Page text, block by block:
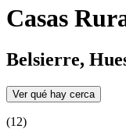
Casas
Belsierre,
Ver qué hay cerca
(12)